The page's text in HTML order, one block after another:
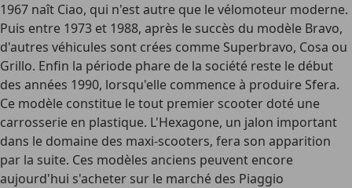
1967 naît Ciao, qui n'est autre que le vélomoteur moderne.
Puis entre 1973 et 1988, après le succès du modèle Bravo,
d'autres véhicules sont crées comme Superbravo, Cosa ou
Grillo. Enfin la période phare de la société reste le début
des années 1990, lorsqu'elle commence à produire Sfera.
Ce modèle constitue le tout premier scooter doté une
carrosserie en plastique. L'Hexagone, un jalon important
dans le domaine des maxi-scooters, fera son apparition
par la suite. Ces modèles anciens peuvent encore
aujourd'hui s'acheter sur le marché des Piaggio